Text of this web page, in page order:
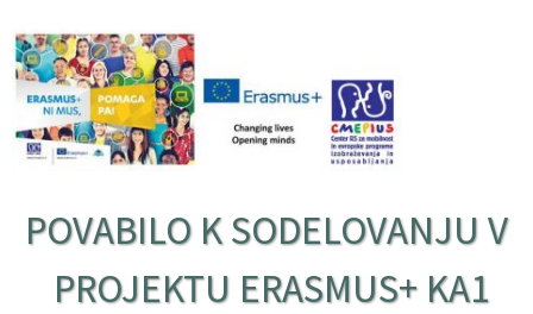
POVABILO K SODELOVANJU V
PROJEKTU ERASMUS+ KA1